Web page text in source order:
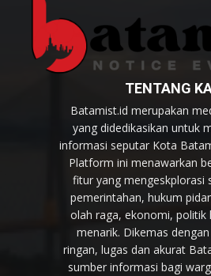
TENTANG
Batamist.id merupakan
yang didedikasikan untuk
informasi seputar Kota
Platform ini menawarkan
fitur yang mengeskplorasi
pemerintahan, hukum
olah raga, ekonomi, politik
menarik. Dikemas
ringan, lugas dan akurat
sumber informasi bagi